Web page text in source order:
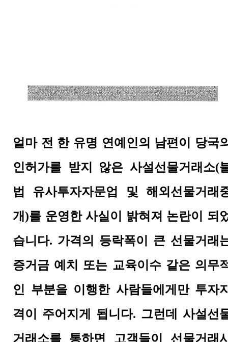
얼마 전 한 유명 연예인의 남편이 당국
인허가를 받지 않은 사설선물거래소(
법 유사투자자문업 및 해외선물거래
개)를 운영한 사실이 밝혀져 논란이 되
습니다. 가격의 등락폭이 큰 선물거래
증거금 예치 또는 교육이수 같은 의무
인 부분을 이행한 사람들에게만 투자
격이 주어지게 됩니다. 그런데 사설선
거래소를 통하면 고객들이 선물거래